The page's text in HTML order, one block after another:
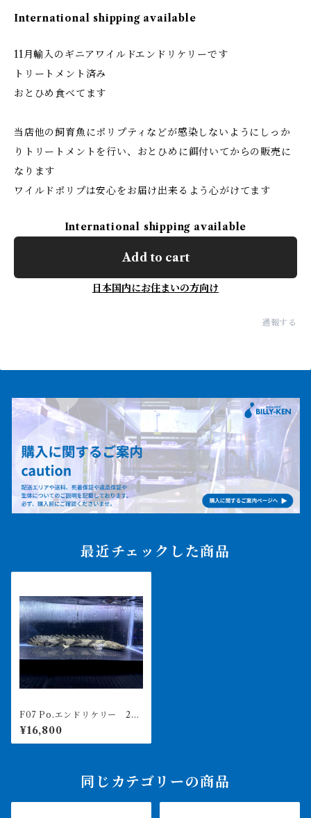
International shipping available
11月輸入のギニアワイルドエンドリケリーです
トリートメント済み
おとひめ食べてます
当店他の飼育魚にポリプティなどが感染しないようにしっか
りトリートメントを行い、おとひめに餌付いてからの販売に
なります
ワイルドポリプは安心をお届け出来るよう心がけてます
International shipping available
Add to cart
日本国内にお住まいの方向け
通報する
最近チェックした商品
F07 Po.エンドリケリー 28
㎝前後 ギニアワイルド 薬
浴完了済み
¥16,800
同じカテゴリーの商品